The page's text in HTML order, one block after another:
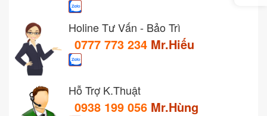
Holine Tư Vấn - Bảo Trì
0777 773 234 Mr.Hiếu
Hỗ Trợ K.Thuật
0938 199 056 Mr.Hùng